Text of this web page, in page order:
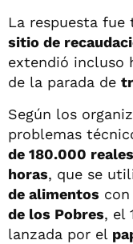
La respuesta fue
sitio de
extendió incluso
de la parada de
Según los
problemas
de 180.000 reales
horas, que se
de alimentos
de los Pobres, el
lanzada por el